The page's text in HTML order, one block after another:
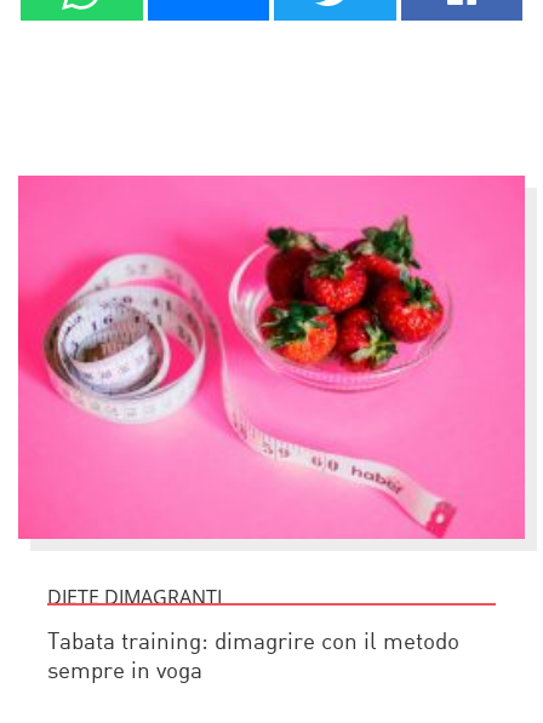
DIETE DIMAGRANTI
Tabata training: dimagrire con il metodo
sempre in voga